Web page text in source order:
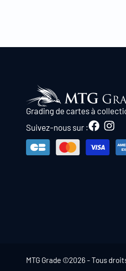
Grading de cartes à
Suivez-nous sur :
MTG Grade ©2026 - Tous